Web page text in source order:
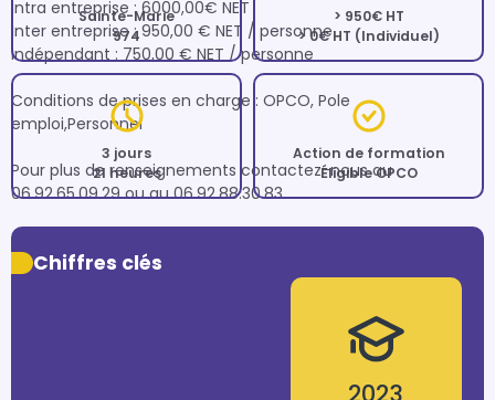
Intra entreprise : 6000,00€ NET
Inter entreprise : 950,00 € NET / personne
Indépendant : 750,00 € NET / personne
Conditions de prises en charge : OPCO, Pole
emploi,Personnel
Pour plus de renseignements contactez-nous au
06.92.65.09.29 ou au 06.92.88.30.83
Sainte-Marie
974
> 950€ HT
> 0€ HT (Individuel)
3 jours
21 heures
Action de formation
Éligible OPCO
Chiffres clés
2023